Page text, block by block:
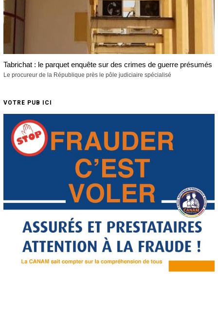
Tabrichat : le parquet enquête sur des crimes de guerre présumés
Le procureur de la République près le pôle judiciaire spécialisé
VOTRE PUB ICI